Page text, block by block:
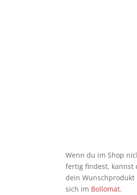
Wenn du im Shop
fertig findest, kannst
dein Wunschprodukt
sich im Bollomat.